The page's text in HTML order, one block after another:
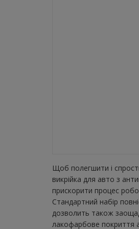
Щоб полегшити і
викрійка для авто з
прискорити процес
Стандартний набір
дозволить також
лакофарбове покриття